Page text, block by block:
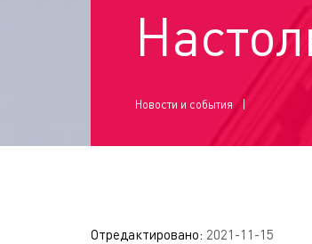
Новости и события
Отредактировано: 2021-11-15